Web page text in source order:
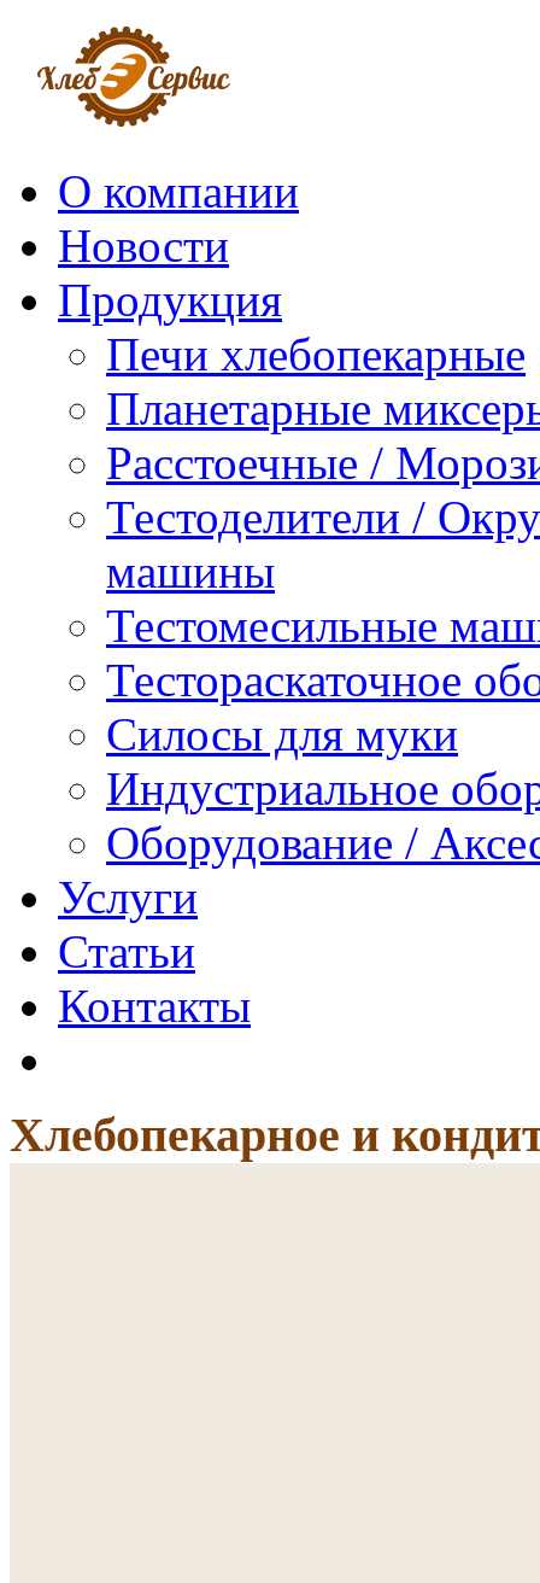
О компании
Новости
Продукция
Печи хлебопекарные
Планетарные
Расстоечные /
Тестоделители /
машины
Тестомесильные
Тестораскаточное
Силосы для муки
Индустриальное
Оборудование /
Услуги
Статьи
Контакты
Хлебопекарное и